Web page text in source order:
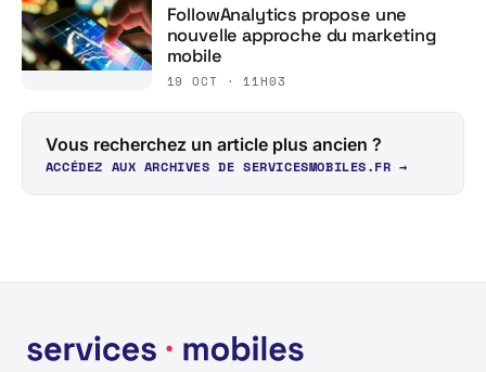
FollowAnalytics propose une
nouvelle approche du marketing
mobile
19 OCT · 11H03
Vous recherchez un article plus ancien ?
ACCÉDEZ AUX ARCHIVES DE SERVICESMOBILES.FR →